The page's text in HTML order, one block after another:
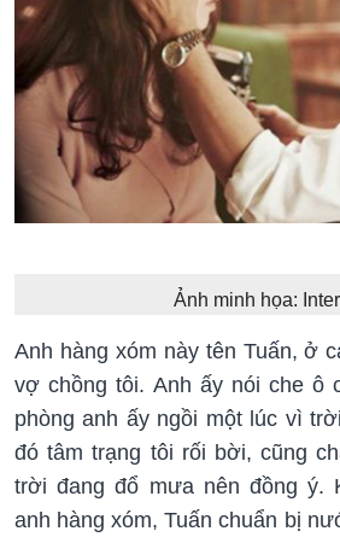
Ảnh minh họa:
Anh hàng xóm này tên Tuấn, ở
vợ chồng tôi. Anh ấy nói che ô
phòng anh ấy ngồi một lúc vì
đó tâm trạng tôi rối bời, cũng
trời đang đổ mưa nên đồng ý.
anh hàng xóm, Tuấn chuẩn bị